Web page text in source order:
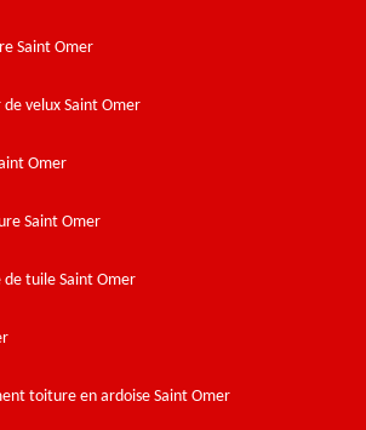
Saint Omer
velux Saint Omer
Omer
Saint Omer
de tuile Saint Omer
toiture en ardoise Saint Omer